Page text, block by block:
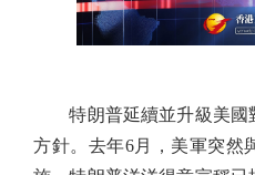
特朗普延續並升級美國
方針。去年6月，美軍突然